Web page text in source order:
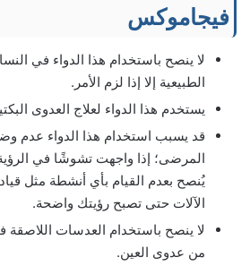
فيجاموكس
لا ينصح باستخدام هذا الدواء في
الطبيعية إلا إذا لزم الأمر.
يستخدم هذا الدواء لعلاج العدوى
قد يسبب استخدام هذا الدواء عدم
المرضى؛ إذا واجهت تشوشًا في الرؤية
يُنصح بعدم القيام بأي أنشطة مثل
الآلات حتى تصبح رؤيتك واضحة.
لا ينصح باستخدام العدسات اللاصقة
من عدوى العين.